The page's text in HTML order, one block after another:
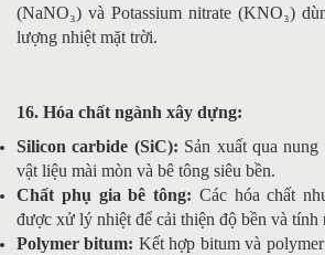
(NaNO₃) và Potassium nitrate (KNO₃)
lượng nhiệt mặt trời.
16. Hóa chất ngành xây dựng:
Silicon carbide (SiC): Sản xuất qua
vật liệu mài mòn và bê tông siêu bền.
Chất phụ gia bê tông: Các hóa chất
được xử lý nhiệt để cải thiện độ bền và tính
Polymer bitum: Kết hợp bitum và